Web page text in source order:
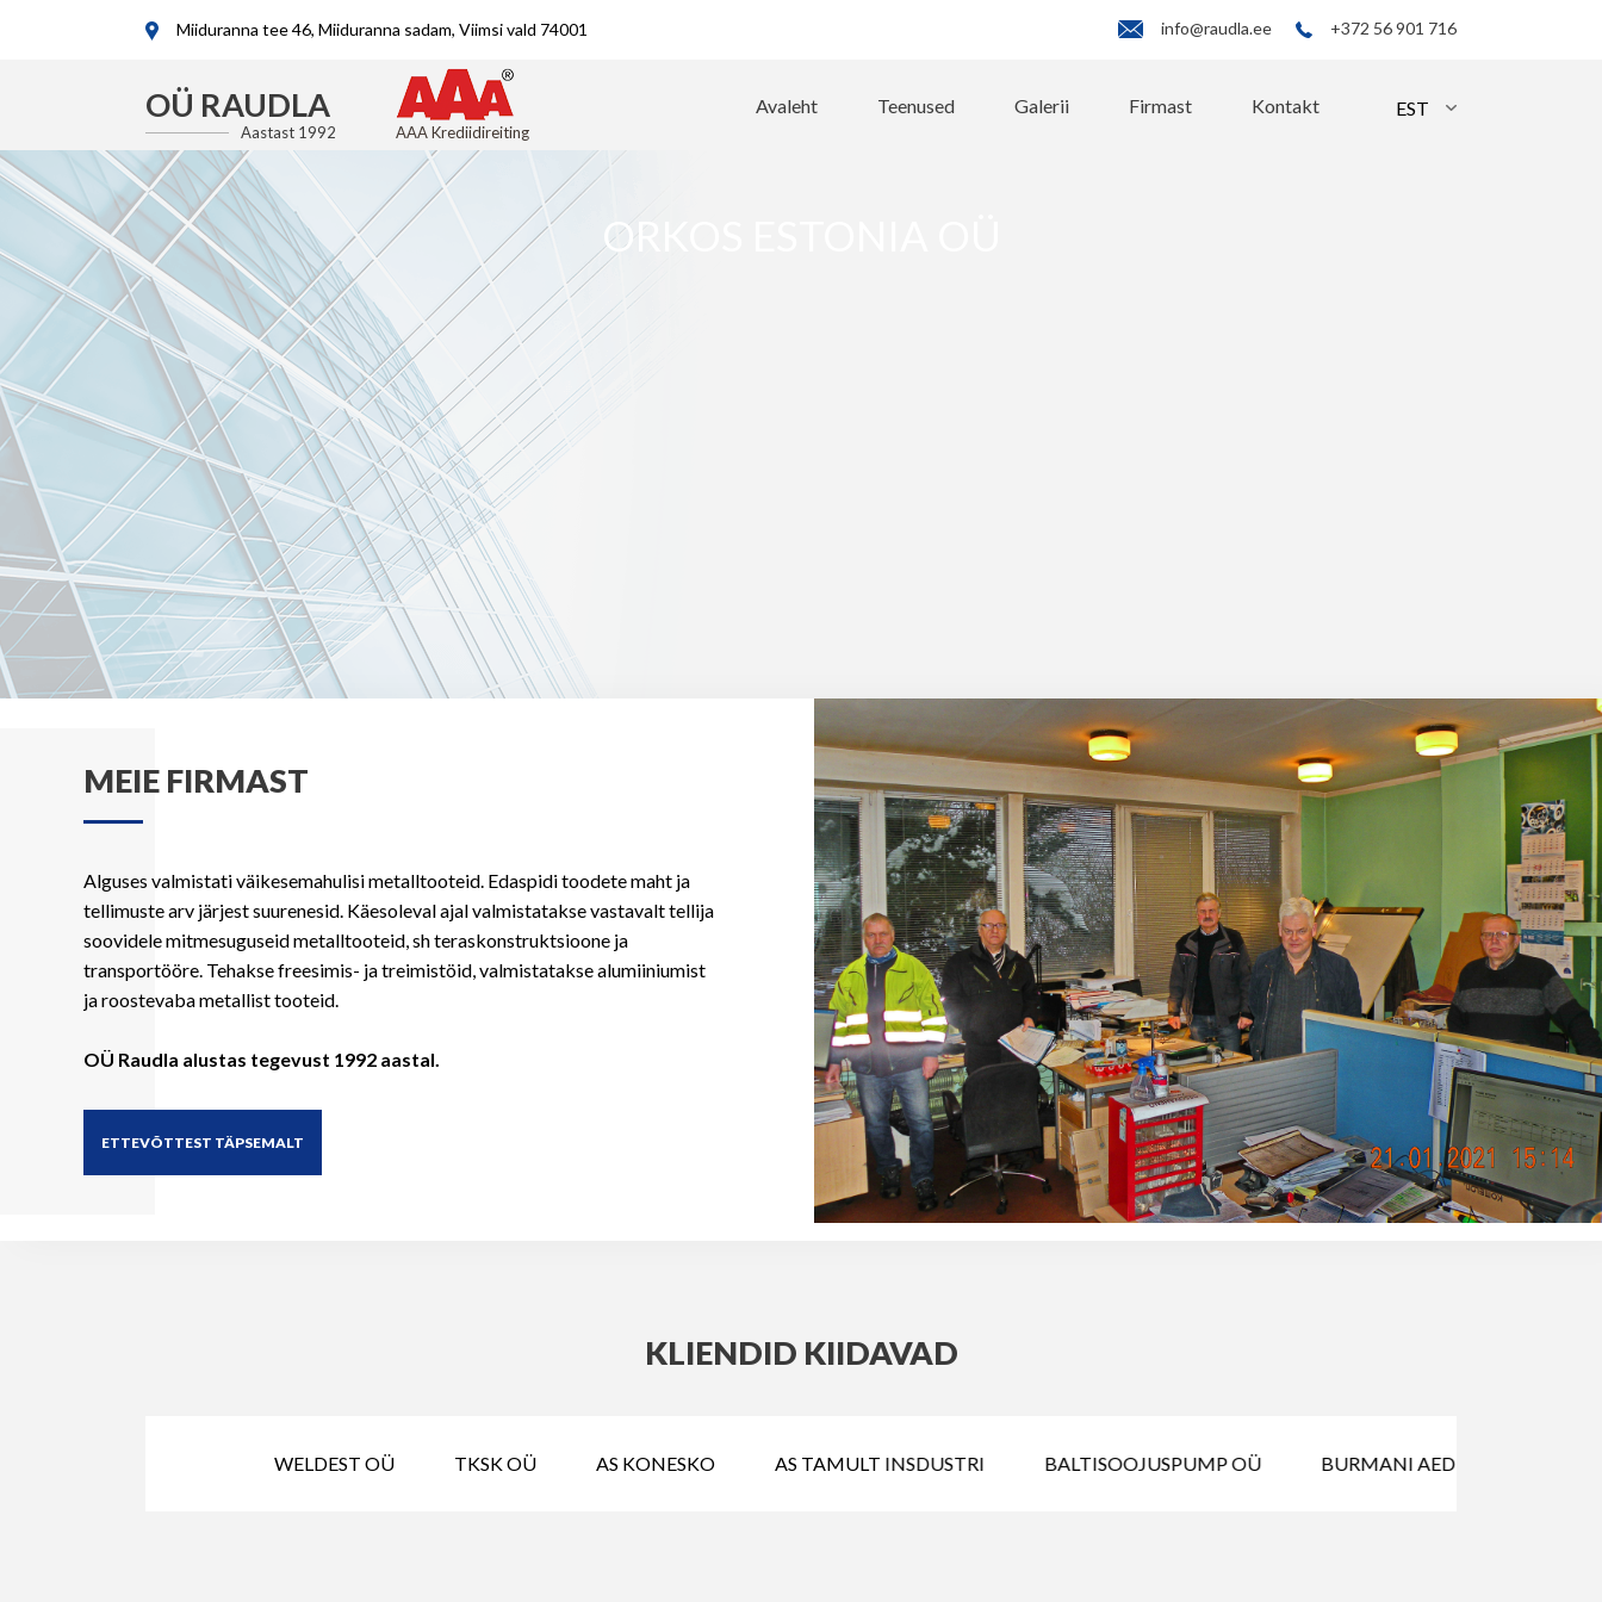
Miiduranna tee 46, Miiduranna sadam, Viimsi vald 74001 +372 56 901 716
info@raudla.ee
OÜ RAUDLA
Aastast 1992 AAA Krediidireiting
Avaleht Teenused Galerii Firmast Kontakt
ORKOS ESTONIA OÜ
MEIE FIRMAST
Alguses valmistati väikesemahulisi metalltooteid. Edaspidi toodete maht ja
tellimuste arv järjest suurenesid. Käesoleval ajal valmistatakse vastavalt tellija
soovidele mitmesuguseid metalltooteid, sh teraskonstruktsioone ja
transportööre. Tehakse freesimis- ja treimistöid, valmistatakse alumiiniumist
ja roostevaba metallist tooteid.
OÜ Raudla alustas tegevust 1992 aastal.
ETTEVÕTTEST TÄPSEMALT
KLIENDID KIIDAVAD
WELDEST OÜ TKSK OÜ AS KONESKO AS TAMULT INSDUSTRI BALTISOOJUSPUMP OÜ BURMANI AED OÜ